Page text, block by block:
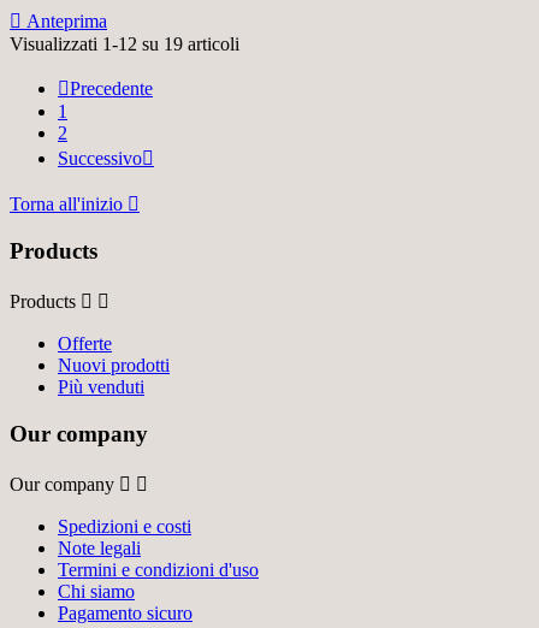
 Anteprima
Visualizzati 1-12 su 19 articoli
Precedente
1
2
Successivo
Torna all'inizio 
Products
Products  
Offerte
Nuovi prodotti
Più venduti
Our company
Our company  
Spedizioni e costi
Note legali
Termini e condizioni d'uso
Chi siamo
Pagamento sicuro